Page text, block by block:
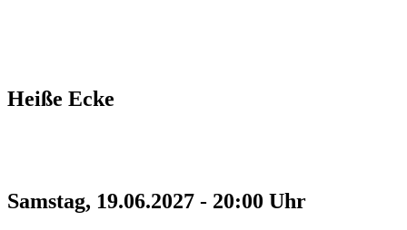
Heiße Ecke
Samstag, 19.06.2027 - 20:00 Uhr